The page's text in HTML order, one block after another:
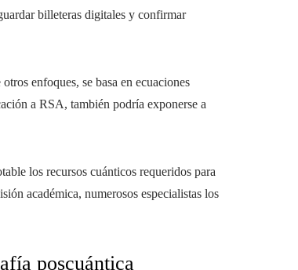
billeteras digitales y confirmar
enfoques, se basa en ecuaciones
a RSA, también podría exponerse a
los recursos cuánticos requeridos para
académica, numerosos especialistas los
poscuántica